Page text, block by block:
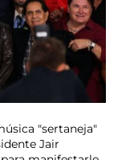
"sertaneja"
Jair